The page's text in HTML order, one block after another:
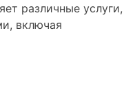
различные услуги,
включая